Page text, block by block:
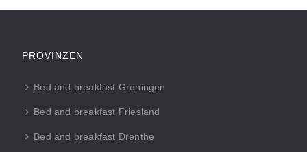
PROVINZEN
Bed and breakfast Groningen
Bed and breakfast Friesland
Bed and breakfast Drenthe